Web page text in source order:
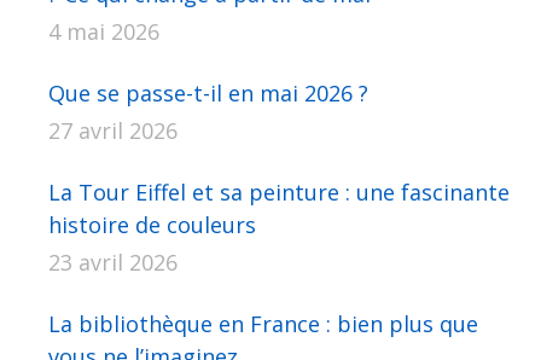
4 mai 2026
Que se passe-t-il en mai 2026 ?
27 avril 2026
La Tour Eiffel et sa peinture : une fascinante
histoire de couleurs
23 avril 2026
La bibliothèque en France : bien plus que